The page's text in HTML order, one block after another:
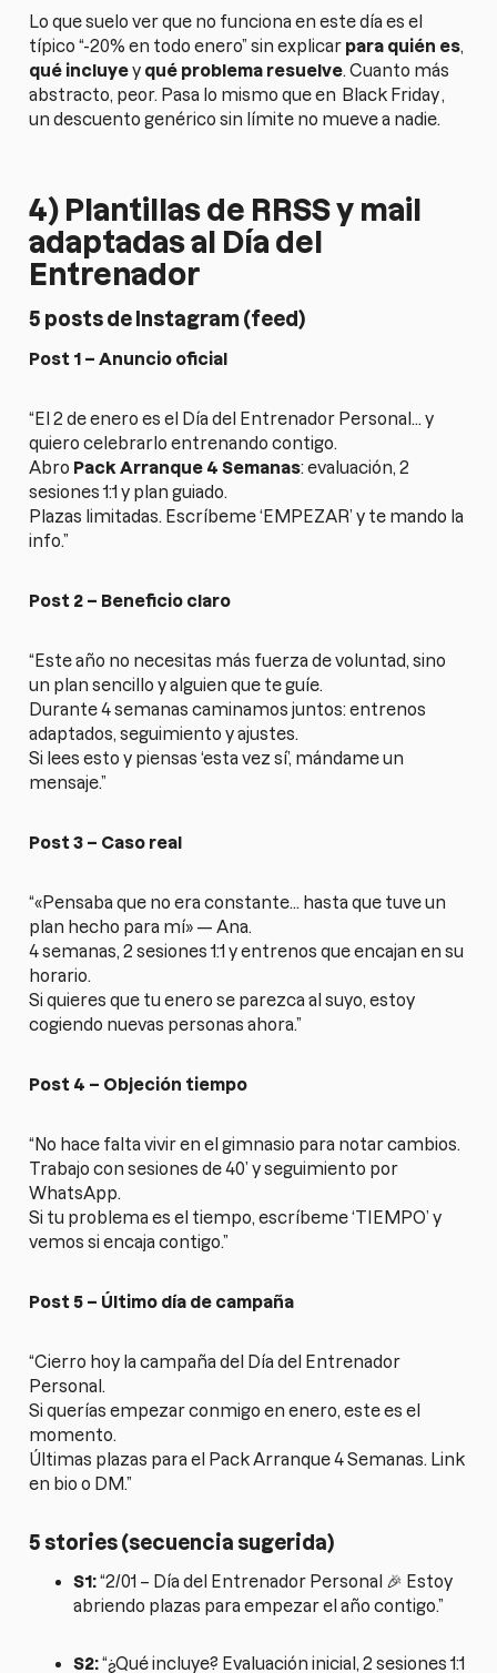
Lo que suelo ver que no funciona en este día es el
típico “-20% en todo enero” sin explicar para quién es,
qué incluyey qué problema resuelve. Cuanto más
abstracto, peor. Pasa lo mismo que en Black Friday,
un descuento genérico sin límite no mueve a nadie.
4) Plantillas de RRSS y mail
adaptadas al Día del
Entrenador
5 posts de Instagram (feed)
Post 1 – Anuncio oficial
“El 2 de enero es el Día del Entrenador Personal… y
quiero celebrarlo entrenando contigo.
Abro Pack Arranque 4 Semanas: evaluación, 2
sesiones 1:1 y plan guiado.
Plazas limitadas. Escríbeme ‘EMPEZAR’ y te mando la
info.”
Post 2 – Beneficio claro
“Este año no necesitas más fuerza de voluntad, sino
un plan sencillo y alguien que te guíe.
Durante 4 semanas caminamos juntos: entrenos
adaptados, seguimiento y ajustes.
Si lees esto y piensas ‘esta vez sí’, mándame un
mensaje.”
Post 3 – Caso real
“«Pensaba que no era constante… hasta que tuve un
plan hecho para mí» — Ana.
4 semanas, 2 sesiones 1:1 y entrenos que encajan en su
horario.
Si quieres que tu enero se parezca al suyo, estoy
cogiendo nuevas personas ahora.”
Post 4 – Objeción tiempo
“No hace falta vivir en el gimnasio para notar cambios.
Trabajo con sesiones de 40’ y seguimiento por
WhatsApp.
Si tu problema es el tiempo, escríbeme ‘TIEMPO’ y
vemos si encaja contigo.”
Post 5 – Último día de campaña
“Cierro hoy la campaña del Día del Entrenador
Personal.
Si querías empezar conmigo en enero, este es el
momento.
Últimas plazas para el Pack Arranque 4 Semanas. Link
en bio o DM.”
5 stories (secuencia sugerida)
S1:“2/01 – Día del Entrenador Personal 🎉 Estoy
abriendo plazas para empezar el año contigo.”
S2:“¿Qué incluye? Evaluación inicial, 2 sesiones 1:1